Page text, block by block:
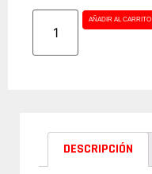
audio
AÑADIR AL CARRITO
DESCRIPCIÓN